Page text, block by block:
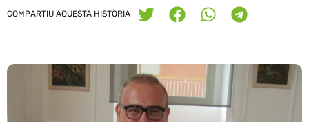
COMPARTIU AQUESTA HISTÒRIA